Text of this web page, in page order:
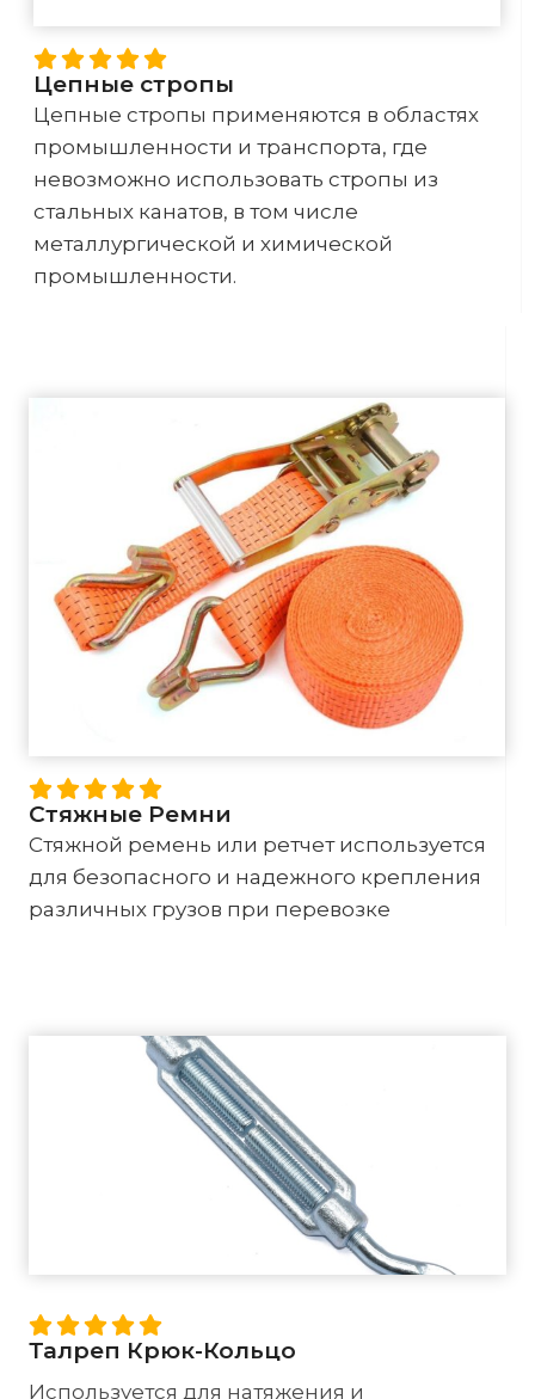
Цепные стропы
Цепные стропы применяются в областях
промышленности и транспорта, где
невозможно использовать стропы из
стальных канатов, в том числе
металлургической и химической
промышленности.
Стяжные Ремни
Стяжной ремень или ретчет используется
для безопасного и надежного крепления
различных грузов при перевозке
Талреп Крюк-Кольцо
Используется для натяжения и